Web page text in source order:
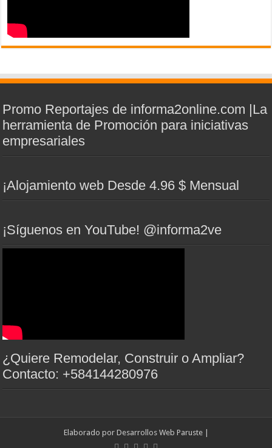
Promo Reportajes de informa2online.com |La
herramienta de Promoción para iniciativas
empresariales
¡Alojamiento web Desde 4.96 $ Mensual
¡Síguenos en YouTube! @informa2ve
¿Quiere Remodelar, Construir o Ampliar?
Contacto: +584144280976
Elaborado por Desarrollos Web Paruste|